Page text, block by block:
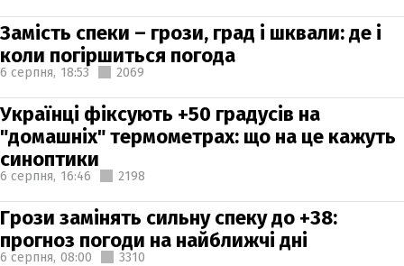
Замість спеки – грози, град і шквали: де і
коли погіршиться погода
6 серпня, 18:53 2069
Українці фіксують +50 градусів на
"домашніх" термометрах: що на це кажуть
синоптики
6 серпня, 16:46 2198
Грози замінять сильну спеку до +38:
прогноз погоди на найближчі дні
6 серпня, 08:00 3310